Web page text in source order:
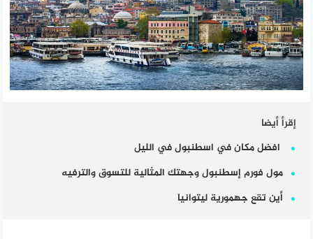
إقرأ أيضا
افضل مكان في اسطنبول في الليل
مول فورم إسطنبول وجهتك المثالية للتسوق والترفيه
أين تقع جهمورية ليتوانيا